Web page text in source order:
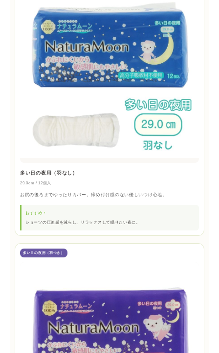
多い日の夜用（羽なし）
29.0cm / 12個入
お尻の後ろまでゆったりカバー。締め付け感のない優しいつけ心地。
おすすめ：
ショーツの圧迫感を減らし、リラックスして眠りたい夜に。
多い日の夜用（羽つき）